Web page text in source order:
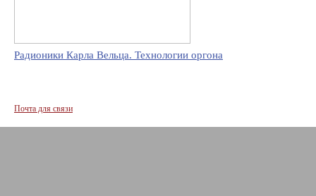
Радионики Карла Вельца. Технологии оргона
Почта для связи